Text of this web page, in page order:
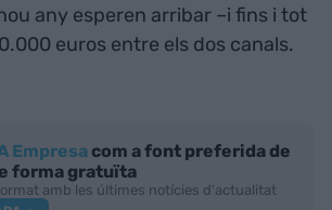
any esperen arribar –i fins i tot
euros entre els dos canals.
Empresa com a font preferida de
forma gratuïta
amb les últimes notícies d'actualitat